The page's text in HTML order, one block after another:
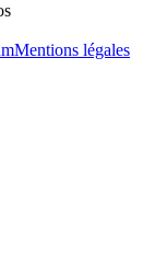
Mentions légales